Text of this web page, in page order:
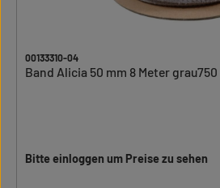
00133310-04
Band Alicia 50 mm 8 Meter grau750
Bitte einloggen um Preise zu sehen